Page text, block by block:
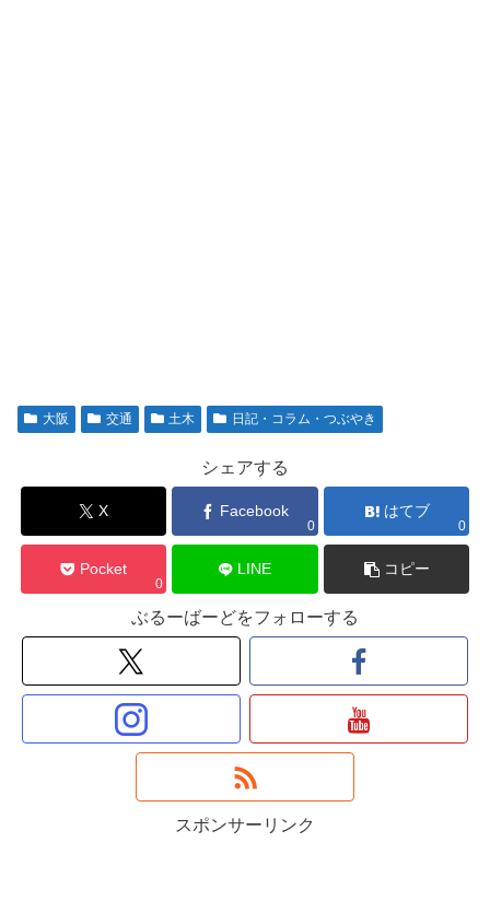
大阪 交通 土木 日記・コラム・つぶやき
シェアする
X Facebook
0
はてブ
0
Pocket
0
LINE コピー
ぶるーばーどをフォローする
スポンサーリンク